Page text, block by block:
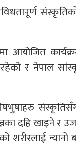
आयोजित
रहेको र नेपाल
संस्कृतिसँग
दहि खाइने र
शरीरलाई न्यानो